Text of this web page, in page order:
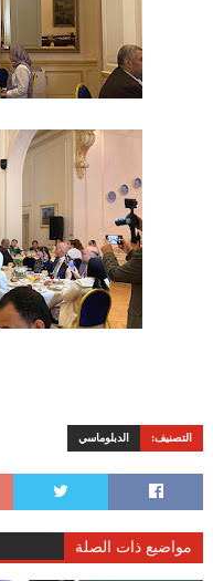
التصنيف: الدبلوماسي
مواضيع ذات الصلة